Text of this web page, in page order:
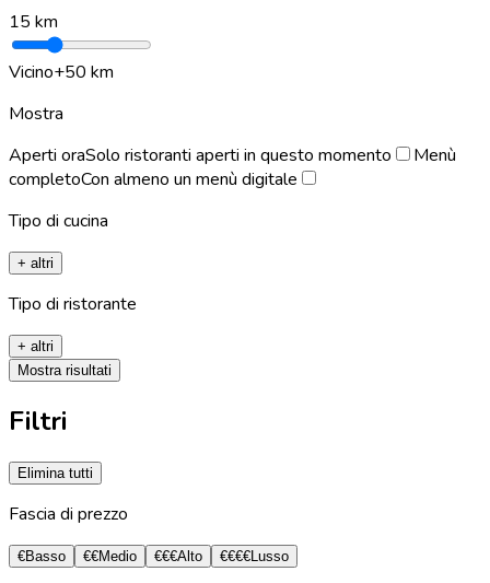
15 km
Vicino+50 km
Mostra
Aperti oraSolo ristoranti aperti in questo momento
Menù
completoCon almeno un menù digitale
Tipo di cucina
+ altri
Tipo di ristorante
+ altri
Mostra risultati
Filtri
Elimina tutti
Fascia di prezzo
€Basso €€Medio €€€Alto €€€€Lusso